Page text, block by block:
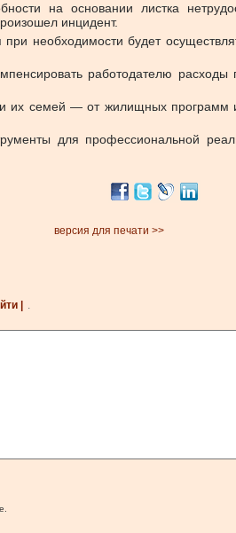
на основании листка
инцидент.
необходимости будет
работодателю
семей — от жилищных программ
для профессиональной
версия для печати >>
|
.